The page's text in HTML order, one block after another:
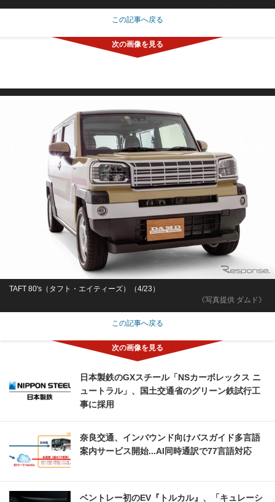
この記事へ戻る
《写真提供 ダムド》
TAFT 80's（タフト・エイティーズ）（4/23）
この記事へ戻る
日本製鉄のGXスチール「NSカーボレックス ニ
ュートラル」、国土交通省のグリーン鉄試行工
事に採用
奈良交通、インバウンド向けバスガイド多言語
案内サービス開始...AI同時通訳で77言語対応
ベントレー初のEV『トルカル』、「キュレーシ